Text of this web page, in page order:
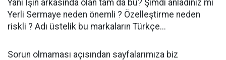
Yani İşin arkasında olan tam da bu? Şimdi anladınız mı
Yerli Sermaye neden önemli ? Özelleştirme neden
riskli ? Adı üstelik bu markaların Türkçe...
Sorun olmaması açısından sayfalarımıza biz